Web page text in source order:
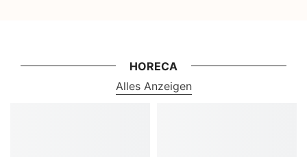
HORECA
Alles Anzeigen